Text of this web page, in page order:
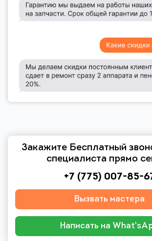
Закажите Бесплатный
специалиста прямо
+7 (775) 007-85-
Вызвать мастера
Написать на